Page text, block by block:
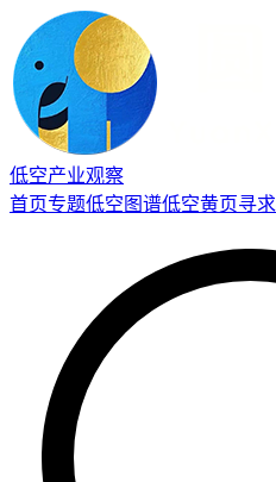
低空产业观察
首页专题低空图谱低空黄页寻